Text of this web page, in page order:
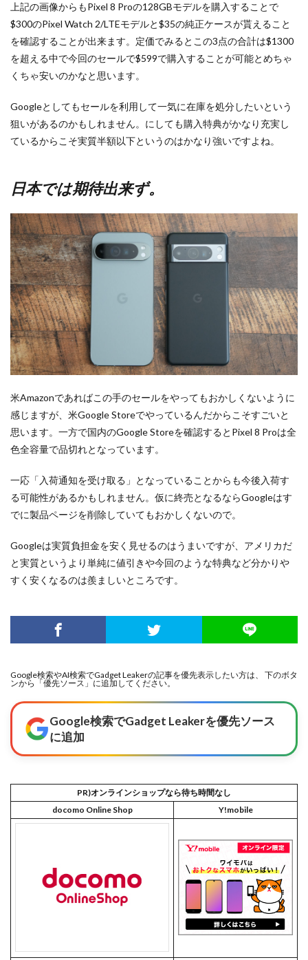
上記の画像からもPixel 8 Proの128GBモデルを購入することで
$300のPixel Watch 2/LTEモデルと$35の純正ケースが貰えること
を確認することが出来ます。定価でみるとこの3点の合計は$1300
を超える中で今回のセールで$599で購入することが可能とめちゃ
くちゃ安いのかなと思います。
Googleとしてもセールを利用して一気に在庫を処分したいという
狙いがあるのかもしれません。にしても購入特典がかなり充実し
ているからこそ実質半額以下というのはかなり強いですよね。
日本では期待出来ず。
米Amazonであればこの手のセールをやってもおかしくないように
感じますが、米Google Storeでやっているんだからこそすごいと
思います。一方で国内のGoogle Storeを確認するとPixel 8 Proは全
色全容量で品切れとなっています。
一応「入荷通知を受け取る」となっていることからも今後入荷す
る可能性があるかもしれません。仮に終売となるならGoogleはす
でに製品ページを削除していてもおかしくないので。
Googleは実質負担金を安く見せるのはうまいですが、アメリカだ
と実質というより単純に値引きや今回のような特典など分かりや
すく安くなるのは羨ましいところです。
Google検索やAI検索でGadget Leakerの記事を優先表示したい方は、 下のボタ
ンから「優先ソース」に追加してください。
Google検索でGadget Leakerを優先ソース
に追加
PR)オンラインショップなら待ち時間なし
docomo Online Shop
Y!mobile